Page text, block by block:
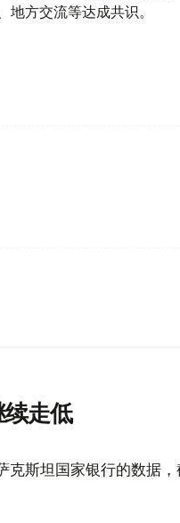
方交流等达成共识。
走低
克斯坦国家银行的数据